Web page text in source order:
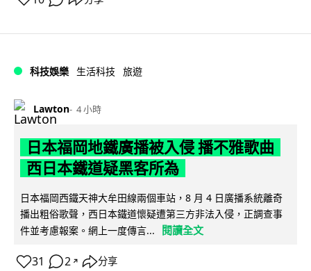
科技娛樂 生活科技 旅遊
Lawton 4 小時
日本福岡地鐵廣播被入侵 播不雅歌曲
西日本鐵道疑黑客所為
日本福岡西鐵天神大牟田線兩個車站，8 月 4 日廣播系統離奇
播出粗俗歌聲，西日本鐵道懷疑遭第三方非法入侵，正調查事
件並考慮報案。網上一度傳言...
閱讀全文
31 2 ↗ 分享